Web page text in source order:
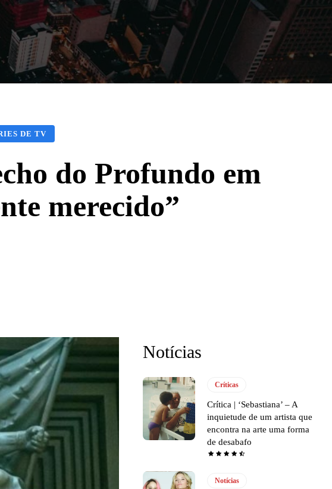
Cinemas Filmes Séries Música Gênero
DE TV
do Profundo em
merecido”
Notícias
Críticas
Crítica | ‘Sebastiana’ – A
inquietude de um artista que
encontra na arte uma forma
de desabafo
Notícias